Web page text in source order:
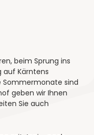
beim Sprung ins
auf Kärntens
sind
geben wir Ihnen
Sie auch